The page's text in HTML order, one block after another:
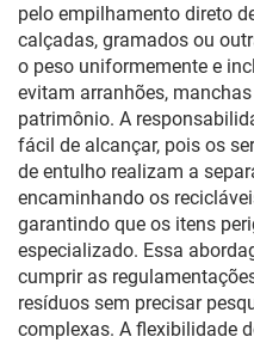
pelo empilhamento direto
calçadas, gramados ou
o peso uniformemente e
evitam arranhões,
patrimônio. A
fácil de alcançar, pois os
de entulho realizam a
encaminhando os
garantindo que os itens
especializado. Essa
cumprir as
resíduos sem precisar
complexas. A flexibilidade